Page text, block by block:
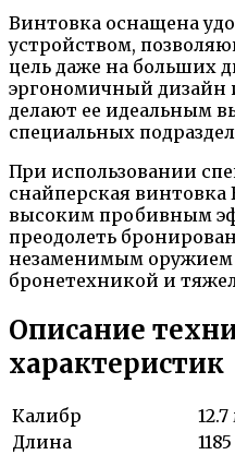
Винтовка оснащена
устройством,
цель даже на больших
эргономичный дизайн
делают ее идеальным
специальных
При использовании
снайперская
высоким пробивным
преодолеть
незаменимым оружием
бронетехникой и
Описание
характеристик
Калибр
Длина